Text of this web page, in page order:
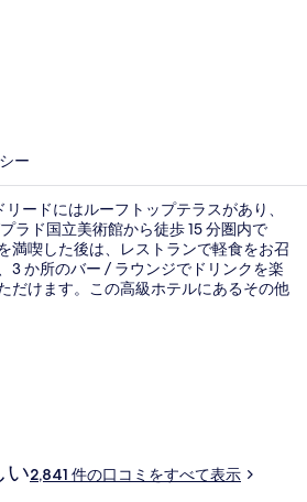
ー
ードにはルーフトップテラスがあり、
ラド国立美術館から徒歩 15 分圏内で
満喫した後は、レストランで軽食をお召
3 か所のバー / ラウンジでドリンクを楽
だけます。この高級ホテルにあるその他
。旅行者は親切なスタッフや朝食を高く
施設からは歩いてすぐ公共交通機関を利
い2,841 件の口コミをすべて表示